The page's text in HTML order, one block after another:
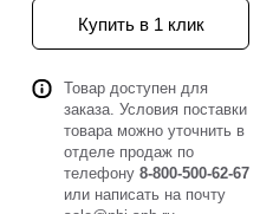
Купить в 1 клик
Товар доступен для
заказа. Условия поставки
товара можно уточнить в
отделе продаж по
телефону 8-800-500-62-67
или написать на почту